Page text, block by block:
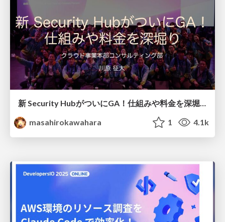
新 Security HubがついにGA！仕組みや料金を深堀り #AWSreInvent #regrowth / AWS Security Hub Advanced GA
masahirokawahara
1 4.1k